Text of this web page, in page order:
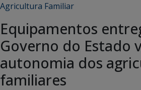
Agricultura Familiar
Equipamentos
Governo do Estado
autonomia dos
familiares